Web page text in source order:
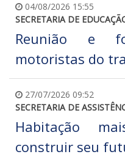
04/08/2026 15:55
SECRETARIA DE
Reunião e
motoristas do
27/07/2026 09:52
SECRETARIA DE
Habitação
construir seu